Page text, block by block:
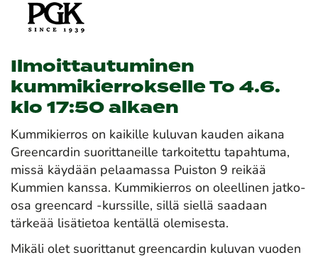
Ilmoittautuminen
kummikierrokselle To 4.6.
klo 17:50 alkaen
Kummikierros on kaikille kuluvan kauden aikana
Greencardin suorittaneille tarkoitettu tapahtuma,
missä käydään pelaamassa Puiston 9 reikää
Kummien kanssa. Kummikierros on oleellinen jatko-
osa greencard -kurssille, sillä siellä saadaan
tärkeää lisätietoa kentällä olemisesta.
Mikäli olet suorittanut greencardin kuluvan vuoden